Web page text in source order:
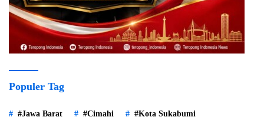
Populer Tag
#Jawa Barat #Cimahi #Kota Sukabumi